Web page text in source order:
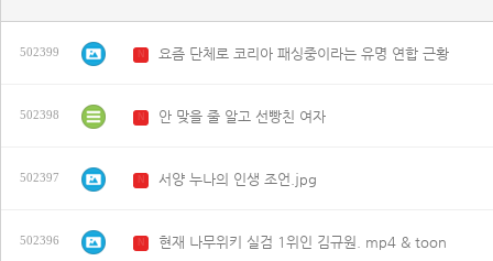
502399 N 요즘 단체로 코리아 패싱중이라는 유명 연합 근황
502398 N 안 맞을 줄 알고 선빵친 여자
502397 N 서양 누나의 인생 조언.jpg
502396 N 현재 나무위키 실검 1위인 김규원. mp4 & toon